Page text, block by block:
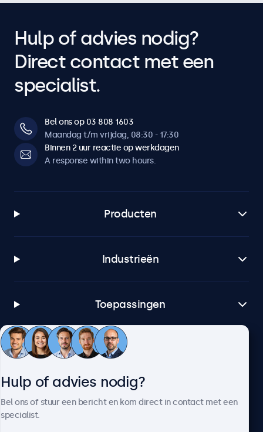
Hulp of advies nodig?
Direct contact met een
specialist.
Bel ons op 03 808 1603
Maandag t/m vrijdag, 08:30 - 17:30
Binnen 2 uur reactie op werkdagen
A response within two hours.
Producten
Industrieën
Toepassingen
Klantenservice
Hulp of advies nodig?
Bel ons of stuur een bericht en kom direct in contact met een
specialist.